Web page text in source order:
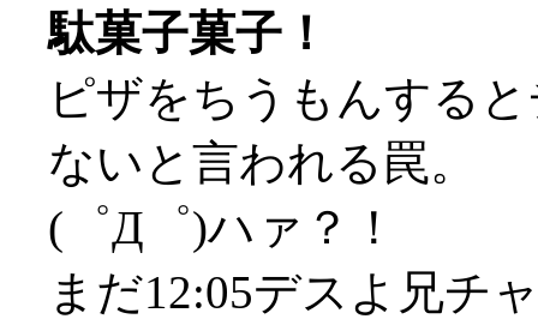
駄菓子菓子！
ピザをちうもんする
ないと言われる罠。
(゜Д゜)ハァ？！
まだ12:05デスよ兄チ